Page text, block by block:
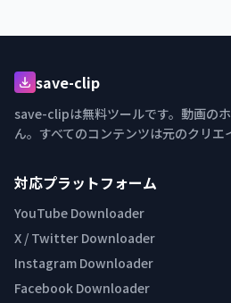
save-clip
save-clipは無料ツールです。動画の
ん。すべてのコンテンツは元のクリエ
対応プラットフォーム
YouTube Downloader
X / Twitter Downloader
Instagram Downloader
Facebook Downloader